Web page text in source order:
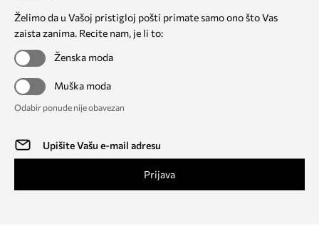
Želimo da u Vašoj pristigloj pošti primate samo ono što Vas
zaista zanima. Recite nam, je li to:
Ženska moda
Muška moda
Odabir ponude nije obavezan
Prijava